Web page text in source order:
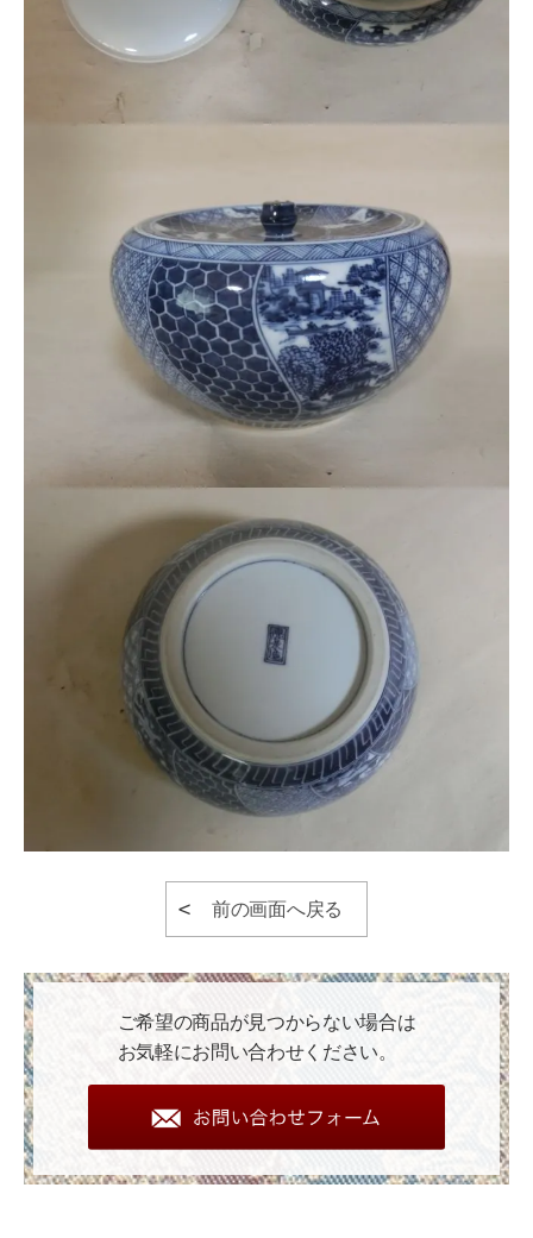
前の画面へ戻る
ご希望の商品が見つからない場合は
お気軽にお問い合わせください。